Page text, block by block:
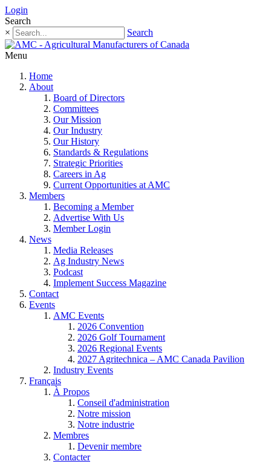
Login
Search
×
Search
Menu
Home
About
Board of Directors
Committees
Our Mission
Our Industry
Our History
Standards & Regulations
Strategic Priorities
Careers in Ag
Current Opportunities at AMC
Members
Becoming a Member
Advertise With Us
Member Login
News
Media Releases
Ag Industry News
Podcast
Implement Success Magazine
Contact
Events
AMC Events
2026 Convention
2026 Golf Tournament
2026 Regional Events
2027 Agritechnica – AMC Canada Pavilion
Industry Events
Français
À Propos
Conseil d'administration
Notre mission
Notre industrie
Membres
Devenir membre
Contacter